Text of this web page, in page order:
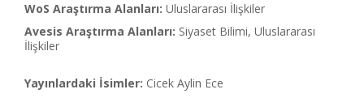
WoS Araştırma Alanları: Uluslararası İlişkiler
Avesis Araştırma Alanları: Siyaset Bilimi, Uluslararası
İlişkiler
Yayınlardaki İsimler: Cicek Aylin Ece